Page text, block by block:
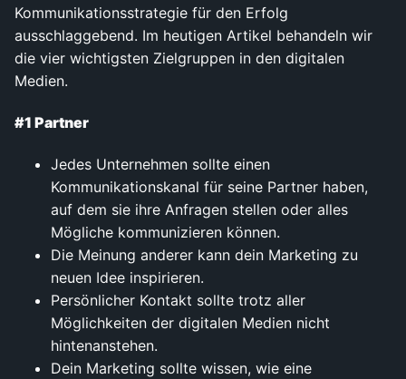
Kommunikationsstrategie für den Erfolg
ausschlaggebend. Im heutigen Artikel behandeln wir
die vier wichtigsten Zielgruppen in den digitalen
Medien.
#1 Partner
Jedes Unternehmen sollte einen
Kommunikationskanal für seine Partner haben,
auf dem sie ihre Anfragen stellen oder alles
Mögliche kommunizieren können.
Die Meinung anderer kann dein Marketing zu
neuen Idee inspirieren.
Persönlicher Kontakt sollte trotz aller
Möglichkeiten der digitalen Medien nicht
hintenanstehen.
Dein Marketing sollte wissen, wie eine